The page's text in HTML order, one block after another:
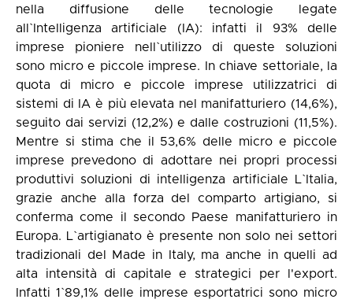
nella diffusione delle tecnologie legate
all`Intelligenza artificiale (IA): infatti il 93% delle
imprese pioniere nell`utilizzo di queste soluzioni
sono micro e piccole imprese. In chiave settoriale, la
quota di micro e piccole imprese utilizzatrici di
sistemi di IA è più elevata nel manifatturiero (14,6%),
seguito dai servizi (12,2%) e dalle costruzioni (11,5%).
Mentre si stima che il 53,6% delle micro e piccole
imprese prevedono di adottare nei propri processi
produttivi soluzioni di intelligenza artificiale L`Italia,
grazie anche alla forza del comparto artigiano, si
conferma come il secondo Paese manifatturiero in
Europa. L`artigianato è presente non solo nei settori
tradizionali del Made in Italy, ma anche in quelli ad
alta intensità di capitale e strategici per l'export.
Infatti 1`89,1% delle imprese esportatrici sono micro